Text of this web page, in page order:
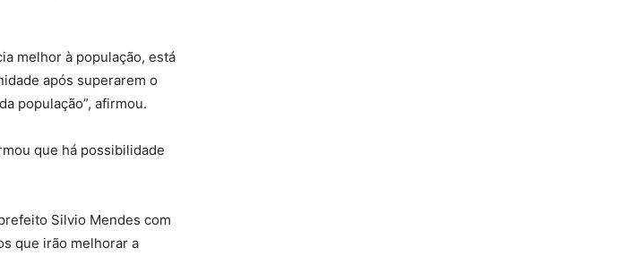
melhor à população, está
após superarem o
população”, afirmou.
que há possibilidade
Silvio Mendes com
que irão melhorar a